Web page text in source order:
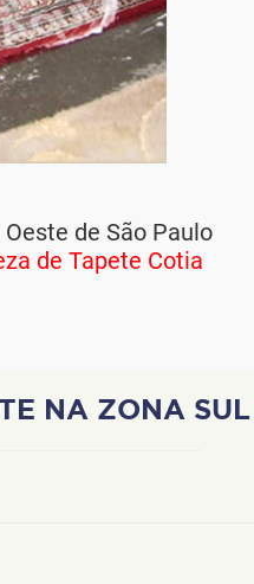
de São Paulo
de Tapete Cotia
NA ZONA SUL